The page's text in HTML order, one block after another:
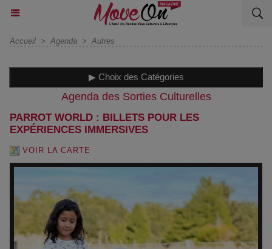
Accueil > Agenda > Autres
▶ Choix des Catégories
Agenda des Sorties Culturelles
PARROT WORLD : BILLETS POUR LES
EXPÉRIENCES IMMERSIVES
VOIR LA CARTE